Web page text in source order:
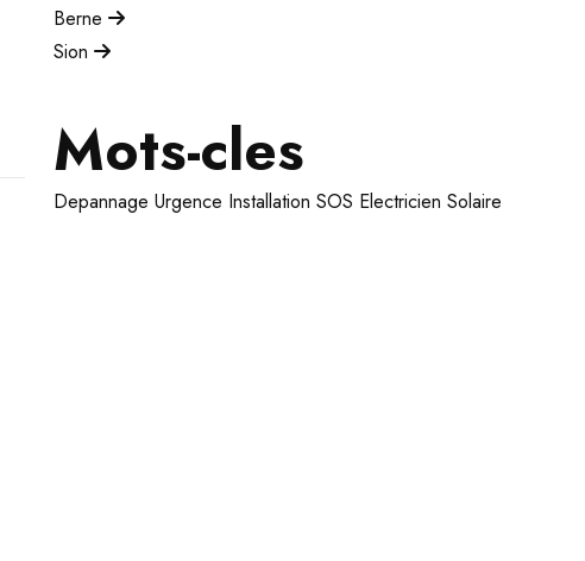
Berne
Sion
Mots-cles
Depannage Urgence Installation SOS Electricien Solaire